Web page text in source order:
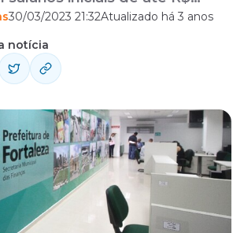
síntese, as principais
Banca: Cebraspe Vagas:
Fazendário Auditor do
de R$ 14.864,93 até R$
14/4 a 5/5 Taxas: de R$
...
30/03/2023 21:32Atualizado há 3 anos
notícia